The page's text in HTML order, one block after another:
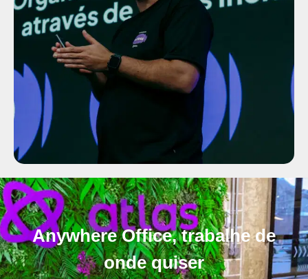
Anywhere Office, trabalhe de
onde quiser